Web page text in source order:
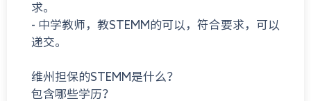
求。
- 中学教师，教STEMM的可以，符合要求，可以
递交。
维州担保的STEMM是什么？
包含哪些学历？